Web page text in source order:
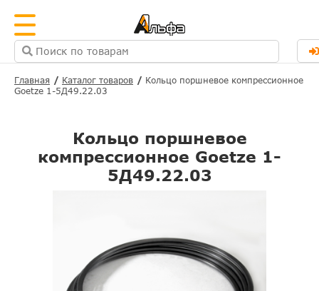
Главная Каталог товаров
Кольцо поршневое компрессионное
Goetze 1-5Д49.22.03
Кольцо поршневое
компрессионное Goetze 1-
5Д49.22.03